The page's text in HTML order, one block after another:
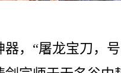
，“屠龙宝刀，